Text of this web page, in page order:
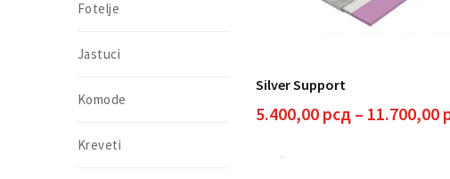
Silver Support
5.400,00 рсд – 11.700,00
Fotelje
Jastuci
Komode
Kreveti